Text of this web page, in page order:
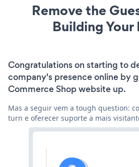
Remove the
Building Your
Congratulations on starting to
company's presence online by
Commerce Shop website up.
Mas a seguir vem a tough question:
turn e oferecer suporte a mais